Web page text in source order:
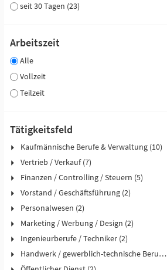
seit 30 Tagen (23)
Arbeitszeit
Alle
Vollzeit
Teilzeit
Tätigkeitsfeld
Kaufmännische Berufe & Verwaltung (10)
Vertrieb / Verkauf (7)
Finanzen / Controlling / Steuern (5)
Vorstand / Geschäftsführung (2)
Personalwesen (2)
Marketing / Werbung / Design (2)
Ingenieurberufe / Techniker (2)
Handwerk / gewerblich-technische Berufe (2)